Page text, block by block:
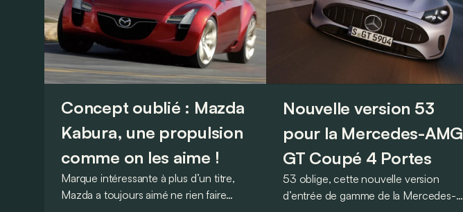
Concept oublié : Mazda
Kabura, une propulsion
comme on les aime !
Marque intéressante à plus d’un titre,
Mazda a toujours aimé ne rien faire
Nouvelle version 53
pour la Mercedes-AMG
GT Coupé 4 Portes
53 oblige, cette nouvelle version
d’entrée de gamme de la Mercedes-